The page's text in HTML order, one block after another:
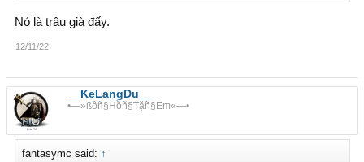
Nó là trâu già đấy.
12/11/22
__KeLangDu__
•—»ßôñ§Hồñ§Tặñ§Em«—•
fantasymc said: ↑